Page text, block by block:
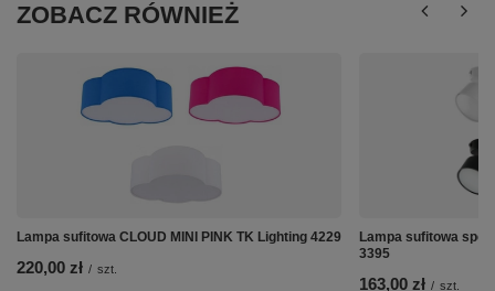
ZOBACZ RÓWNIEŻ
Lampa sufitowa CLOUD MINI PINK TK Lighting 4229
220,00 zł / szt.
Lampa sufitowa spot
3395
163,00 zł / szt.